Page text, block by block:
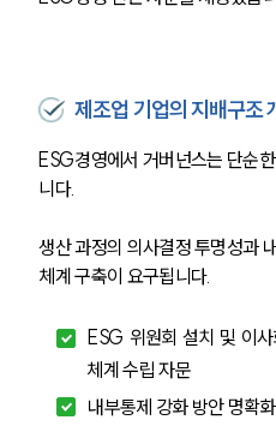
제조업 기업의 지배구조
ESG경영에서 거버넌스는 단순
니다.
생산 과정의 의사결정 투명성과
체계 구축이 요구됩니다.
ESG 위원회 설치 및 이
체계 수립 자문
내부통제 강화 방안 명확화